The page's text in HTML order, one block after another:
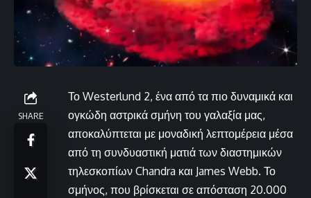
SHARE
Το Westerlund 2, ένα από τα πιο δυναμικά και
ογκώδη αστρικά σμήνη του γαλαξία μας,
αποκαλύπτεται με μοναδική λεπτομέρεια μέσα
από τη συνδυαστική ματιά των διαστημικών
τηλεσκοπίων Chandra και James Webb. Το
σμήνος, που βρίσκεται σε απόσταση 20.000